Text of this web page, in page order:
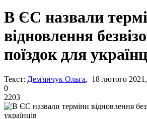
В ЄС назвали
відновлення
поїздок для
Текст: Дем'янчук Ольга, 18 лютого
0
2203